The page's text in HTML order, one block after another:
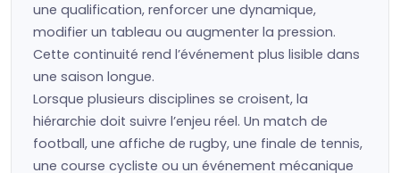
une qualification, renforcer une dynamique,
modifier un tableau ou augmenter la pression.
Cette continuité rend l’événement plus lisible dans
une saison longue.
Lorsque plusieurs disciplines se croisent, la
hiérarchie doit suivre l’enjeu réel. Un match de
football, une affiche de rugby, une finale de tennis,
une course cycliste ou un événement mécanique